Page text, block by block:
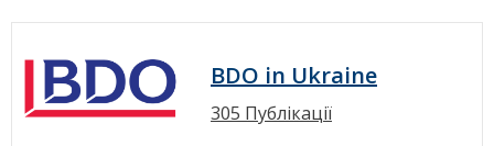
BDO in Ukraine
305 Публікації